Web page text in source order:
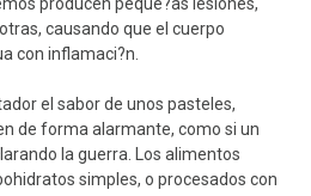
causando que el cuerpo
con inflamaci?n.
el sabor de unos pasteles,
de forma alarmante, como si un
la guerra. Los alimentos
simples, o procesados con